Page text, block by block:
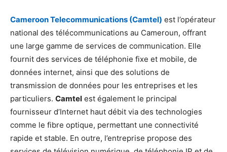
Cameroon Telecommunications (Camtel) est l’opérateur
national des télécommunications au Cameroun, offrant
une large gamme de services de communication. Elle
fournit des services de téléphonie fixe et mobile, de
données internet, ainsi que des solutions de
transmission de données pour les entreprises et les
particuliers. Camtel est également le principal
fournisseur d’Internet haut débit via des technologies
comme le fibre optique, permettant une connectivité
rapide et stable. En outre, l’entreprise propose des